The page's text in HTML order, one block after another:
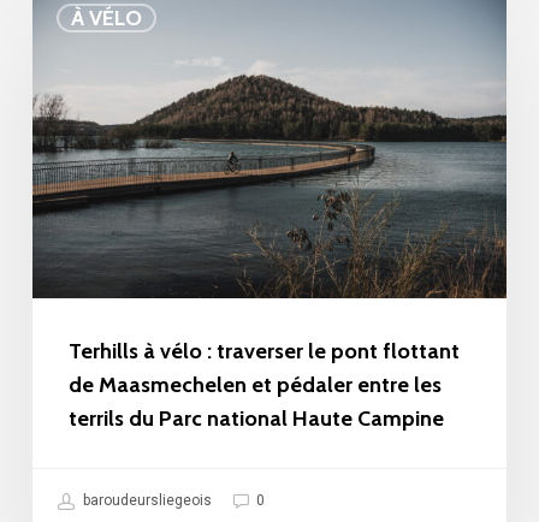
Marathon
Mont
Blanc
en
m’entraînant
en
Belgique
À VÉLO
:
traverser
le
pont
flottant
de
Maasmechelen
pédaler
Terhills à vélo : traverser le pont flottant
de Maasmechelen et pédaler entre les
terrils du Parc national Haute Campine
baroudeursliegeois 0